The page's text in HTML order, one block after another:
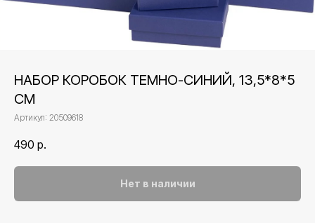
НАБОР КОРОБОК ТЕМНО-СИНИЙ, 13,5*8*5
СМ
Артикул: 20509618
490 р.
Нет в наличии